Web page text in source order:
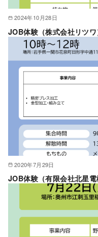
2024年10月28日
JOB体験（株式会社リツワ
2020年7月29日
JOB体験（有限会社北星電